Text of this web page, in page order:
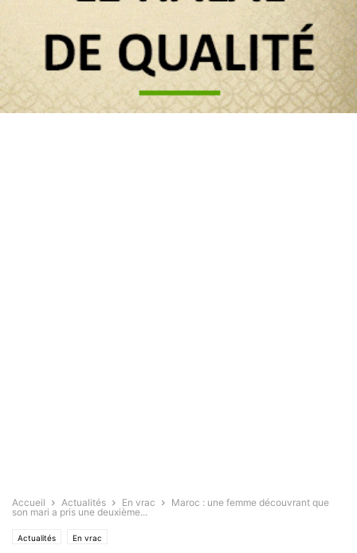
Accueil Actualités En vrac
Maroc : une femme découvrant que
son mari a pris une deuxième...
Actualités En vrac